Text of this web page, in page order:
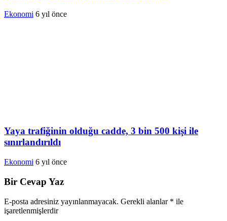
Ekonomi 6 yıl önce
Yaya trafiğinin olduğu cadde, 3 bin 500 kişi ile
sınırlandırıldı
Ekonomi 6 yıl önce
Bir Cevap Yaz
E-posta adresiniz yayınlanmayacak. Gerekli alanlar * ile
işaretlenmişlerdir